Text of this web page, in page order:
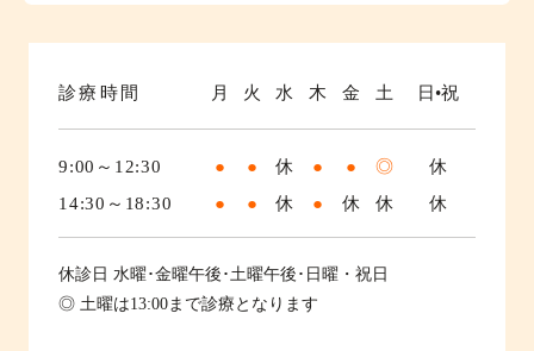
診療時間 月 火 水 木 金 土 日•祝
9:00～12:30 ● ● 休 ● ● ◎
休
14:30～18:30
● ● 休 ● 休 休 休
休診日 水曜･金曜午後･土曜午後･日曜・祝日
◎ 土曜は13:00まで診療となります